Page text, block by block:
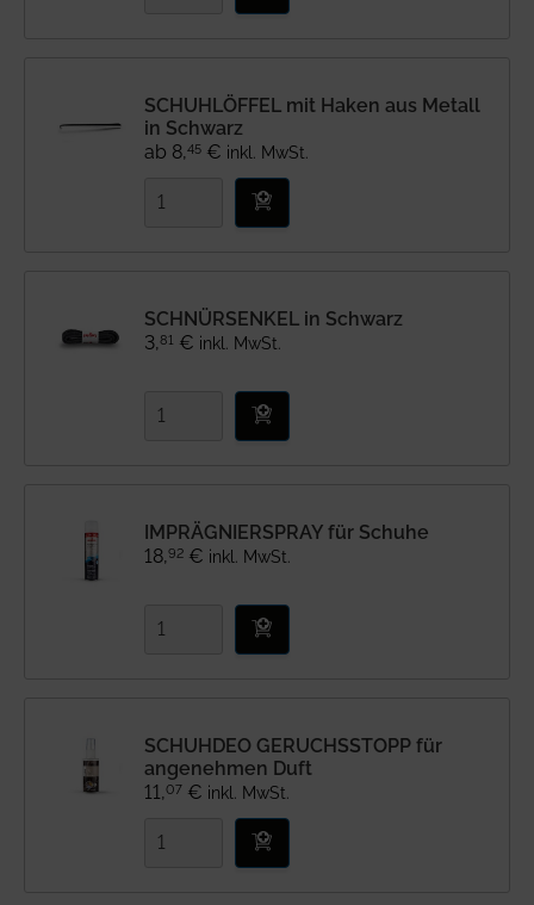
SCHUHLÖFFEL mit Haken aus Metall
in Schwarz
ab 8,45 € inkl. MwSt.
SCHNÜRSENKEL in Schwarz
3,81 € inkl. MwSt.
IMPRÄGNIERSPRAY für Schuhe
18,92 € inkl. MwSt.
SCHUHDEO GERUCHSSTOPP für
angenehmen Duft
11,07 € inkl. MwSt.